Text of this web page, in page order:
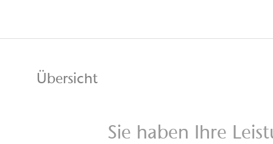
Übersicht
Sie haben Ihre